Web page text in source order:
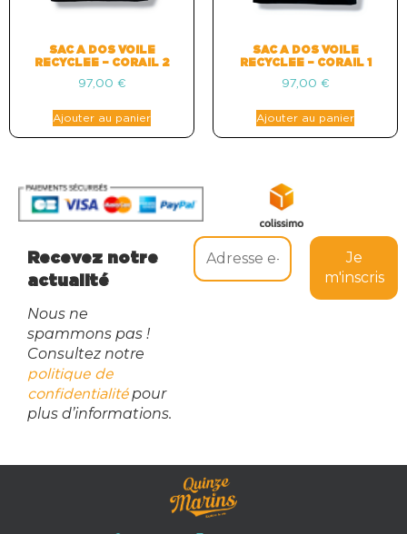
SAC A DOS VOILE
RECYCLEE – CORAIL 2
97,00 €
Ajouter au panier
SAC A DOS VOILE
RECYCLEE – CORAIL 1
97,00 €
Ajouter au panier
Recevez notre
actualité
Nous ne
spammons pas !
Consultez notre
politique de
confidentialitépour
plus d’informations.